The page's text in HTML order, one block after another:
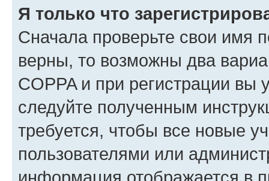
Я только что
Сначала проверьте свои имя
верны, то возможны два
COPPA и при регистрации вы
следуйте полученным
требуется, чтобы все новые
пользователями или